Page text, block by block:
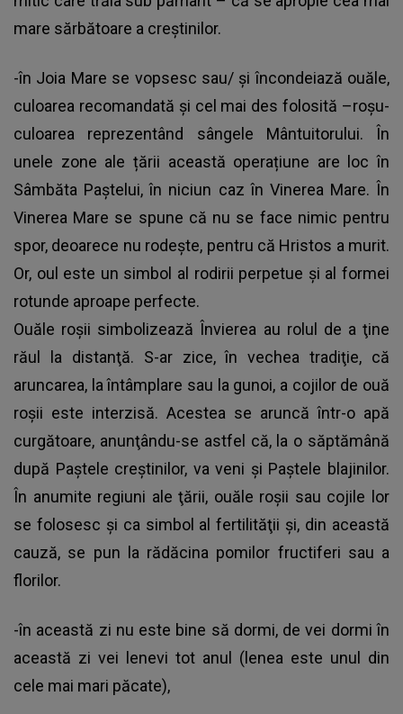
mare sărbătoare a creștinilor.
-în Joia Mare se vopsesc sau/ și încondeiază ouăle,
culoarea recomandată și cel mai des folosită –roșu-
culoarea reprezentând sângele Mântuitorului. În
unele zone ale țării această operațiune are loc în
Sâmbăta Paștelui, în niciun caz în Vinerea Mare. În
Vinerea Mare se spune că nu se face nimic pentru
spor, deoarece nu rodeşte, pentru că Hristos a murit.
Or, oul este un simbol al rodirii perpetue şi al formei
rotunde aproape perfecte.
Ouăle roşii simbolizează Învierea au rolul de a ţine
răul la distanţă. S-ar zice, în vechea tradiţie, că
aruncarea, la întâmplare sau la gunoi, a cojilor de ouă
roşii este interzisă. Acestea se aruncă într-o apă
curgătoare, anunţându-se astfel că, la o săptămână
după Paştele creştinilor, va veni şi Paştele blajinilor.
În anumite regiuni ale ţării, ouăle roşii sau cojile lor
se folosesc şi ca simbol al fertilităţii şi, din această
cauză, se pun la rădăcina pomilor fructiferi sau a
florilor.
-în această zi nu este bine să dormi, de vei dormi în
această zi vei lenevi tot anul (lenea este unul din
cele mai mari păcate),